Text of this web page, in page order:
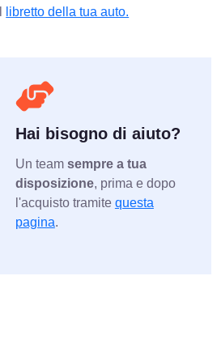
libretto della tua auto.
Hai bisogno di aiuto?
Un team sempre a tua
disposizione, prima e dopo
l'acquisto tramite questa
pagina.